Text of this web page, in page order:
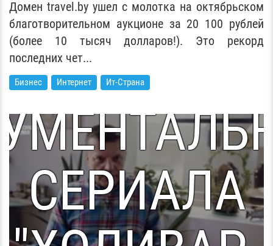
10 ТЫСЯЧ
ДОЛЛАРОВ
Домен travel.by ушел с молотка на октябрьском
благотворительном аукционе за 20 100 рублей
(более 10 тысяч долларов!). Это рекорд
последних чет...
Бизнес Интернет Ит-Страна
СЕРИАЛА